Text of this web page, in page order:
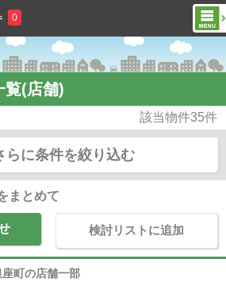
0
覧(店舗)
該当物件35件
らに条件を絞り込む
まとめて
検討リストに追加
座町の店舗一部